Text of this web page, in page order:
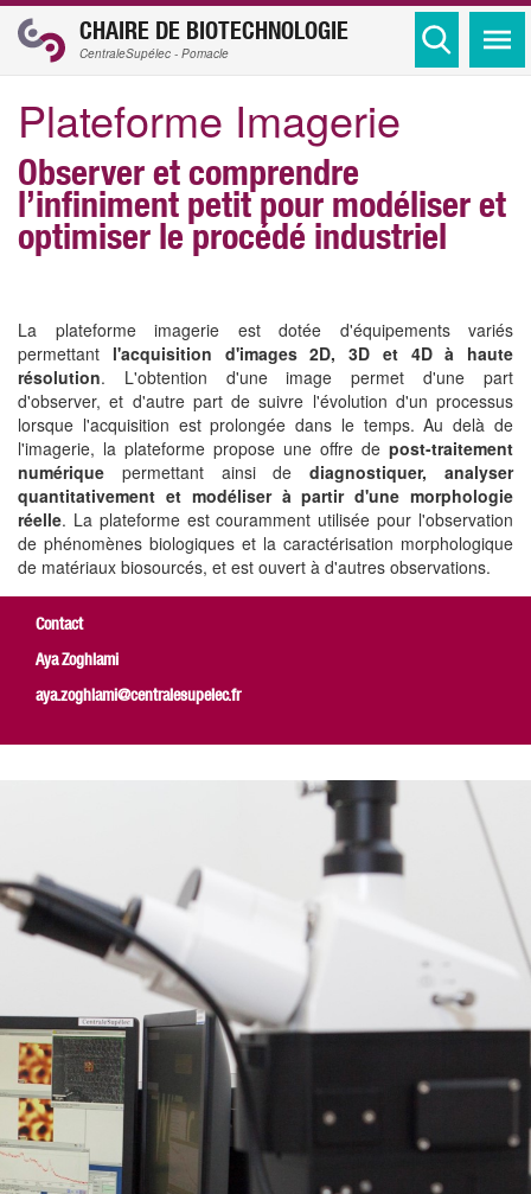
CHAIRE DE BIOTECHNOLOGIE
CentraleSupélec - Pomacle
Plateforme Imagerie
Observer et comprendre
l’infiniment petit pour modéliser et
optimiser le procédé industriel
La plateforme imagerie est dotée d'équipements variés
permettant l'acquisition d'images 2D, 3D et 4D à haute
résolution. L'obtention d'une image permet d'une part
d'observer, et d'autre part de suivre l'évolution d'un processus
lorsque l'acquisition est prolongée dans le temps. Au delà de
l'imagerie, la plateforme propose une offre de post-traitement
numérique permettant ainsi dediagnostiquer, analyser
quantitativement et modéliser à partir d'une morphologie
réelle. La plateforme est couramment utilisée pour l'observation
de phénomènes biologiques et la caractérisation morphologique
de matériaux biosourcés, et est ouvert à d'autres observations.
Contact
Aya Zoghlami
aya.zoghlami@centralesupelec.fr